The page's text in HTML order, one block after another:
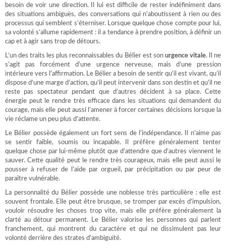
besoin de voir une direction. Il lui est difficile de rester indéfiniment dans
des situations ambiguës, des conversations qui n’aboutissent à rien ou des
processus qui semblent s’éterniser. Lorsque quelque chose compte pour lui,
sa volonté s’allume rapidement : il a tendance à prendre position, à définir un
cap et à agir sans trop de détours.
L’un des traits les plus reconnaissables du Bélier est son urgence vitale. Il ne
s’agit pas forcément d’une urgence nerveuse, mais d’une pression
intérieure vers l’affirmation. Le Bélier a besoin de sentir qu’il est vivant, qu’il
dispose d’une marge d’action, qu’il peut intervenir dans son destin et qu’il ne
reste pas spectateur pendant que d’autres décident à sa place. Cette
énergie peut le rendre très efficace dans les situations qui demandent du
courage, mais elle peut aussi l’amener à forcer certaines décisions lorsque la
vie réclame un peu plus d’attente.
Le Bélier possède également un fort sens de l’indépendance. Il n’aime pas
se sentir faible, soumis ou incapable. Il préfère généralement tenter
quelque chose par lui-même plutôt que d’attendre que d’autres viennent le
sauver. Cette qualité peut le rendre très courageux, mais elle peut aussi le
pousser à refuser de l’aide par orgueil, par précipitation ou par peur de
paraître vulnérable.
La personnalité du Bélier possède une noblesse très particulière : elle est
souvent frontale. Elle peut être brusque, se tromper par excès d’impulsion,
vouloir résoudre les choses trop vite, mais elle préfère généralement la
clarté au détour permanent. Le Bélier valorise les personnes qui parlent
franchement, qui montrent du caractère et qui ne dissimulent pas leur
volonté derrière des strates d’ambiguïté.